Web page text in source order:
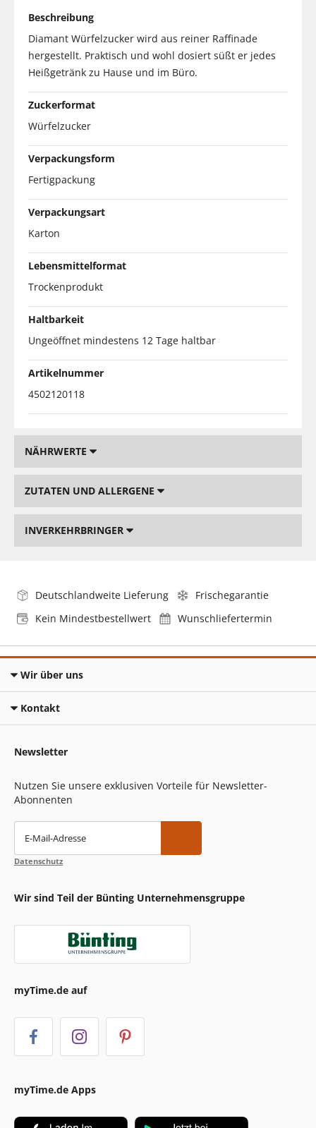
Beschreibung
Diamant Würfelzucker wird aus reiner Raffinade
hergestellt. Praktisch und wohl dosiert süßt er jedes
Heißgetränk zu Hause und im Büro.
Zuckerformat
Würfelzucker
Verpackungsform
Fertigpackung
Verpackungsart
Karton
Lebensmittelformat
Trockenprodukt
Haltbarkeit
Ungeöffnet mindestens 12 Tage haltbar
Artikelnummer
4502120118
NÄHRWERTE
ZUTATEN UND ALLERGENE
INVERKEHRBRINGER
Deutschlandweite Lieferung
Frischegarantie
Kein Mindestbestellwert
Wunschliefertermin
Wir über uns
Kontakt
Newsletter
Nutzen Sie unsere exklusiven Vorteile für Newsletter-
Abonnenten
E-Mail-Adresse
Datenschutz
Wir sind Teil der Bünting Unternehmensgruppe
myTime.de auf
myTime.de Apps